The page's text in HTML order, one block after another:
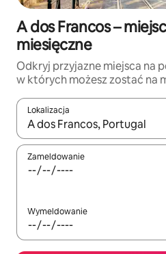
A dos Francos –
miesięczne
Odkryj przyjazne miejsca na
w których możesz zostać na
Lokalizacja
Gdy wyniki będą dostępne,
Zameldowanie
Wymeldowanie